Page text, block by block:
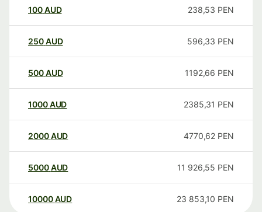
100AUD 238,53 PEN
250AUD 596,33 PEN
500AUD 1192,66 PEN
1000AUD 2385,31 PEN
2000AUD 4770,62 PEN
5000AUD 11 926,55 PEN
10000 AUD 23 853,10 PEN